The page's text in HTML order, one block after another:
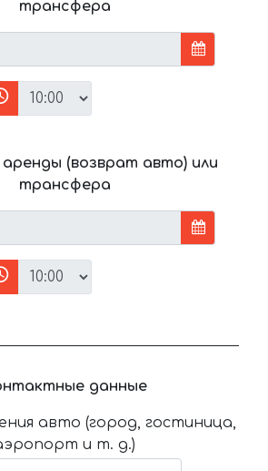
трансфера
(возврат авто) или
трансфера
данные
авто (город, гостиница,
и т. д.)